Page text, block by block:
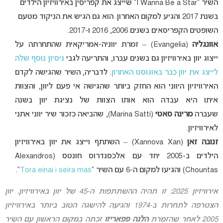
השיר “I Wanna Be a Star” שייצג את קפריסין באירוויזיון הילדים
בשנת 2017 והגיע למקום האחרון. הוא גם הגיש את הניקוד מטעם
השופטים הקפריסאים בשנים 2006, 2016 ו-2017.
אוונגליה
(Evangelia) – זמרת יווניה-אמריקאית שהתחרתה על
ייצוג יוון באירוויזיון גם בשנים עברו, והתריעה לגבי ניסיון נוסף שלה
לייצג את יוון כבר באוגוסט האחרון. לדבריה, השיר שהגישה לקדם
האירוויזיון היווני הוא החזק ביותר שהגישה אי פעם ליוון, והצוות
איתו היא עבדה הוא אותו הצוות של נציגת יוון בשנה
שעברהמרינה סאטי
(Marina Satti), שהביאה כזכור שיר יווני אתני
לאירוויזיון.
זנובה זאן
(Xannova Xan) – השתתף וייצג את יוון באירוויזיון
הילדים ב-2005 יחד עם אלכסנדרוס חונטס (Alexandros
Chountas) והגיעו למקום ה-6 עם השיר “
Tora einai i seira mas
“.
אירוויזיון 2025: זו תהיה ההשתתפות ה-45 של יוון באירוויזיון. יוון
הצטרפה לתחרות ב-1974 והגיעה להישגה הטוב ביותר באירוויזיון
2005 לאחר שהזמרת
הלנה פפאריזו זכתה במקום הראשון עם השיר